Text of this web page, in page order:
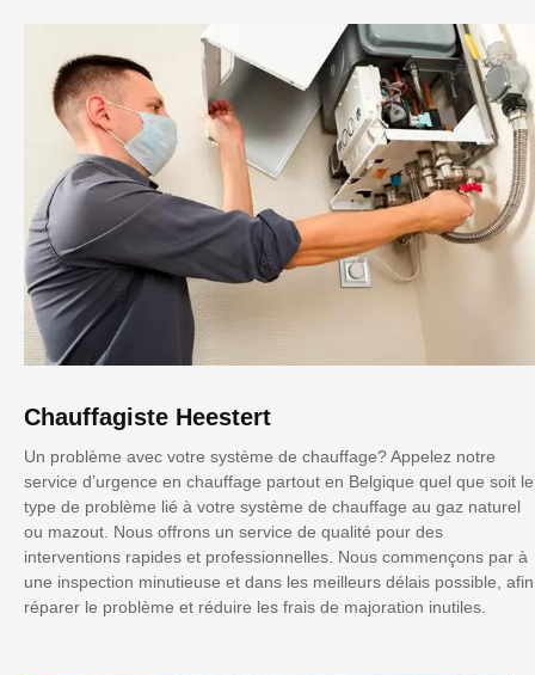
Chauffagiste Heestert
Un problème avec votre système de chauffage? Appelez notre
service d’urgence en chauffage partout en Belgique quel que soit le
type de problème lié à votre système de chauffage au gaz naturel
ou mazout. Nous offrons un service de qualité pour des
interventions rapides et professionnelles. Nous commençons par à
une inspection minutieuse et dans les meilleurs délais possible, afin
réparer le problème et réduire les frais de majoration inutiles.